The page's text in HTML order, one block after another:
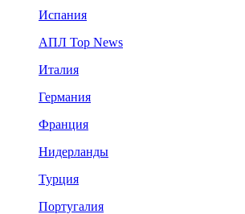
Испания
АПЛ Top News
Италия
Германия
Франция
Нидерланды
Турция
Португалия